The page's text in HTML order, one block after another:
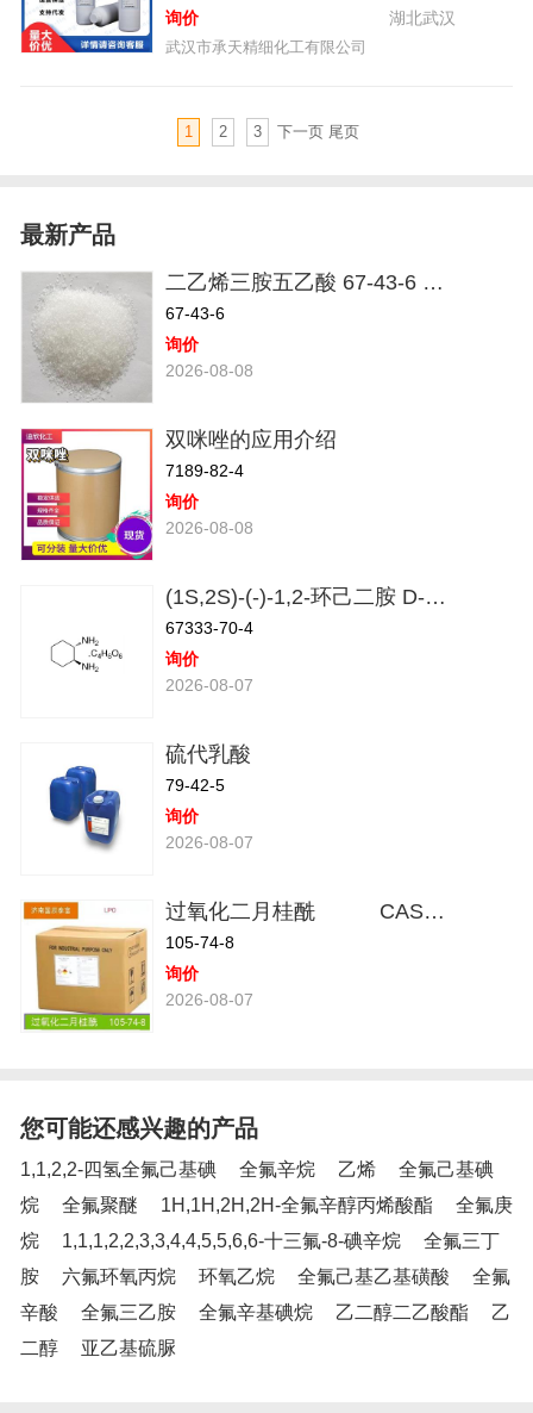
询价 湖北武汉
武汉市承天精细化工有限公司
1 2 3 下一页 尾页
最新产品
二乙烯三胺五乙酸 67-43-6 二乙烯三胺五醋酸
67-43-6
询价
2026-08-08
双咪唑的应用介绍
7189-82-4
询价
2026-08-08
(1S,2S)-(-)-1,2-环己二胺 D-酒石酸盐
67333-70-4
询价
2026-08-07
硫代乳酸
79-42-5
询价
2026-08-07
过氧化二月桂酰 CAS：105-74-8
105-74-8
询价
2026-08-07
您可能还感兴趣的产品
1,1,2,2-四氢全氟己基碘 全氟辛烷 乙烯
全氟己基碘
烷
全氟聚醚 1H,1H,2H,2H-全氟辛醇丙烯酸酯
全氟庚
烷
1,1,1,2,2,3,3,4,4,5,5,6,6-十三氟-8-碘辛烷
全氟三丁
胺
六氟环氧丙烷 环氧乙烷 全氟己基乙基磺酸
全氟
辛酸
全氟三乙胺 全氟辛基碘烷 乙二醇二乙酸酯
乙
二醇
亚乙基硫脲